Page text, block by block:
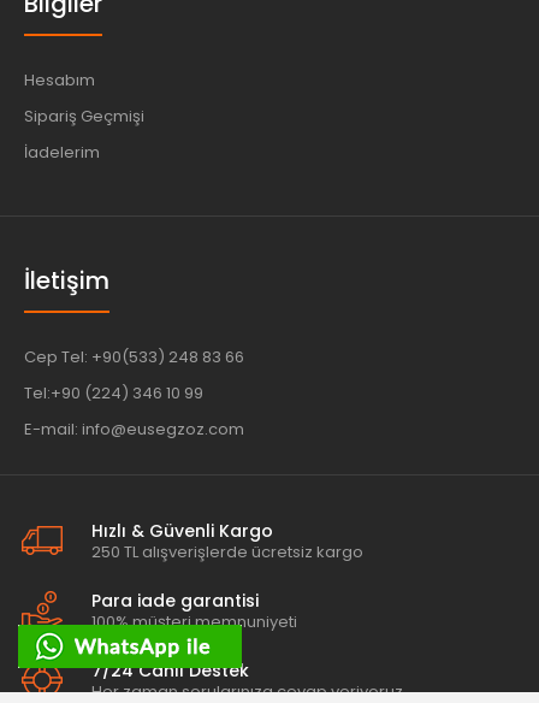
Hesabım
Sipariş Geçmişi
İadelerim
İletişim
Cep Tel: +90(533) 248 83 66
Tel:+90 (224) 346 10 99
E-mail: info@eusegzoz.com
Hızlı & Güvenli Kargo
250 TL alışverişlerde ücretsiz kargo
Para iade garantisi
100% müşteri memnuniyeti
7/24 Canlı Destek
Her zaman sorularınıza cevap veriyoruz.